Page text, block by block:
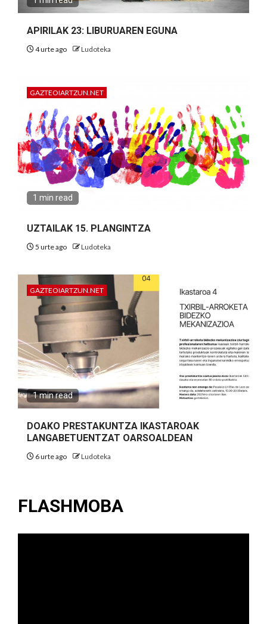
APIRILAK 23: LIBURUAREN EGUNA
4 urte ago Ludoteka
GAZTEOIARTZUN.NET
1 min read
UZTAILAK 15. PLANGINTZA
5 urte ago Ludoteka
GAZTEOIARTZUN.NET
1 min read
DOAKO PRESTAKUNTZA IKASTAROAK
LANGABETUENTZAT OARSOALDEAN
6 urte ago Ludoteka
FLASHMOBA